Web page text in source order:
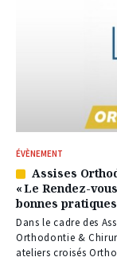
ÉVÈNEMENT
Article
réservé
à
nos
abonnés
Assises
« Le Rendez-
bonnes pratiques
Dans le cadre des
Orthodontie &
ateliers croisés